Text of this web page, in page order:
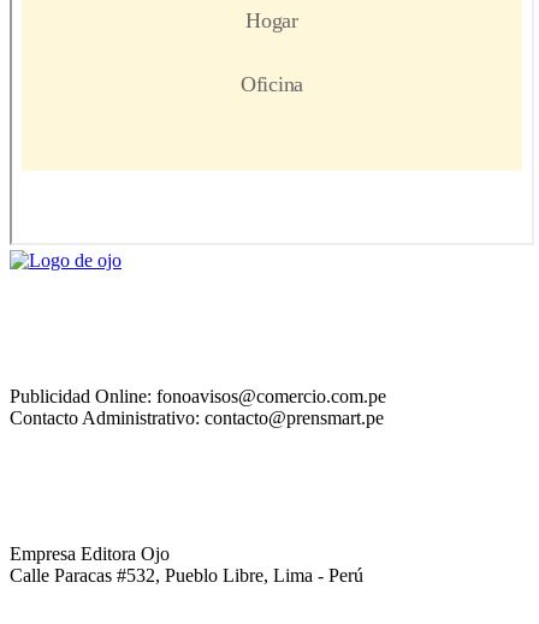
Publicidad Online: fonoavisos@comercio.com.pe
Contacto Administrativo: contacto@prensmart.pe
Empresa Editora Ojo
Calle Paracas #532, Pueblo Libre, Lima - Perú